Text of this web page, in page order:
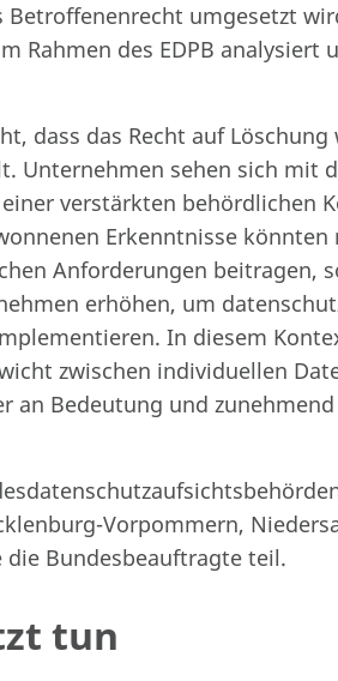
umgesetzt
Rahmen des EDPB analysiert
dass das Recht auf
Unternehmen sehen sich mit
verstärkten behördlichen
Erkenntnisse
Anforderungen beitragen,
erhöhen, um
In diesem
zwischen individuellen
an Bedeutung und
Vorpommern,
die Bundesbeauftragte teil.
tun